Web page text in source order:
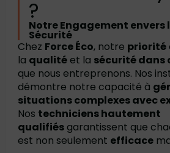
?
Notre Engagement envers
Sécurité
Chez Force Éco, notre priorité
la qualitéet la sécurité dans
que nous entreprenons. Nos
démontre notre capacité à
situations complexes avec
Nos techniciens hautement
qualifiésgarantissent que
est non seulement efficace